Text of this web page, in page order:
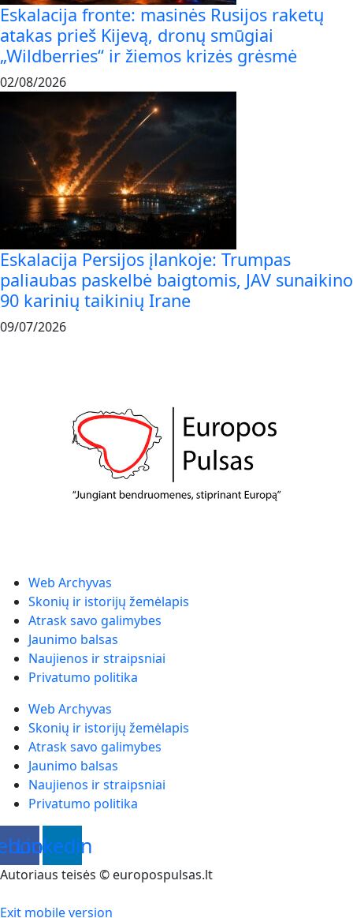
Eskalacija fronte: masinės Rusijos raketų
atakas prieš Kijevą, dronų smūgiai
„Wildberries“ ir žiemos krizės grėsmė
02/08/2026
Eskalacija Persijos įlankoje: Trumpas
paliaubas paskelbė baigtomis, JAV sunaikino
90 karinių taikinių Irane
09/07/2026
Web Archyvas
Skonių ir istorijų žemėlapis
Atrask savo galimybes
Jaunimo balsas
Naujienos ir straipsniai
Privatumo politika
Web Archyvas
Skonių ir istorijų žemėlapis
Atrask savo galimybes
Jaunimo balsas
Naujienos ir straipsniai
Privatumo politika
Linkedin
Autoriaus teisės © europospulsas.lt
Exit mobile version